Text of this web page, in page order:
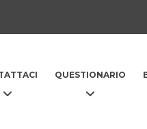
QUESTIONARIO